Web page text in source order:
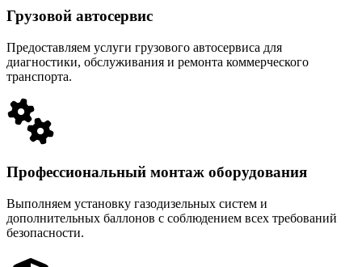
Грузовой автосервис
Предоставляем услуги грузового автосервиса для
диагностики, обслуживания и ремонта коммерческого
транспорта.
Профессиональный монтаж оборудования
Выполняем установку газодизельных систем и
дополнительных баллонов с соблюдением всех требований
безопасности.